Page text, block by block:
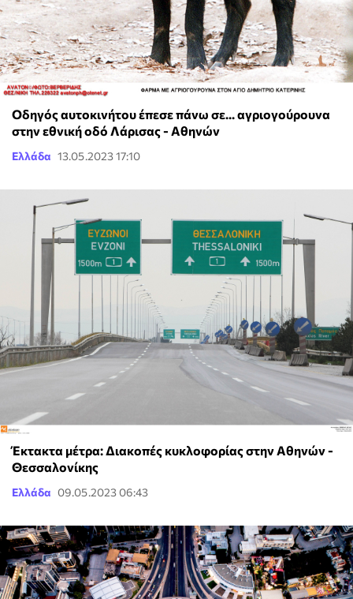
Οδηγός αυτοκινήτου έπεσε πάνω σε... αγριογούρουνα
στην εθνική οδό Λάρισας - Αθηνών
Ελλάδα 13.05.2023 17:10
Έκτακτα μέτρα: Διακοπές κυκλοφορίας στην Αθηνών -
Θεσσαλονίκης
Ελλάδα 09.05.2023 06:43